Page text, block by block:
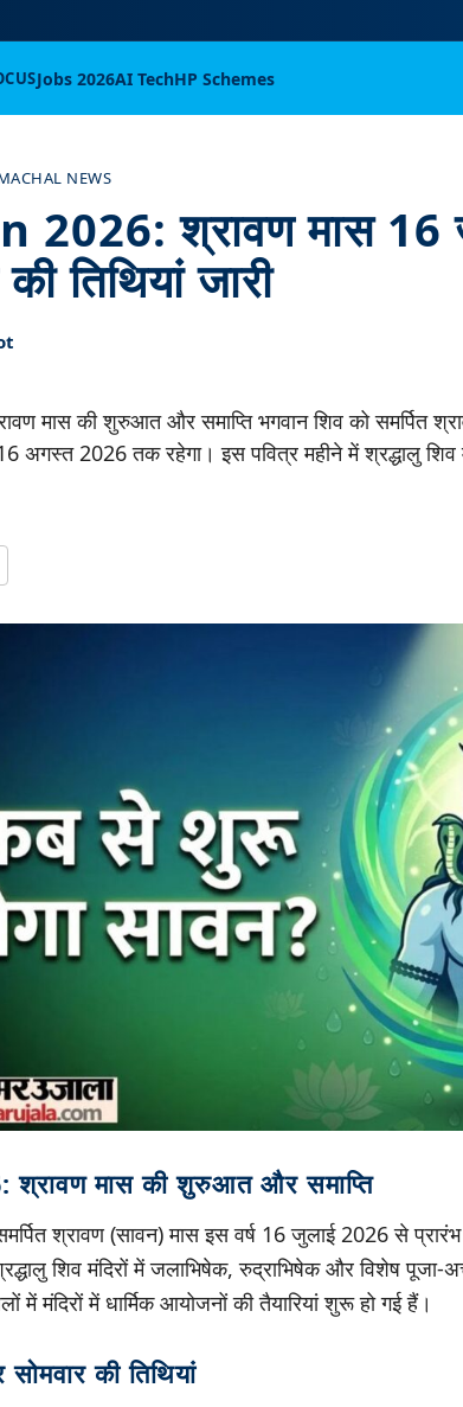
Jobs 2026AI TechHP Schemes
NEWS
2026: श्रावण मास 16
तिथियां जारी
मास की शुरुआत और समाप्ति भगवान शिव को समर्पित
अगस्त 2026 तक रहेगा। इस पवित्र महीने में श्रद्धालु शिव
श्रावण मास की शुरुआत और समाप्ति
श्रावण (सावन) मास इस वर्ष 16 जुलाई 2026 से
शिव मंदिरों में जलाभिषेक, रुद्राभिषेक और विशेष
में मंदिरों में धार्मिक आयोजनों की तैयारियां शुरू हो गई हैं।
की तिथियां